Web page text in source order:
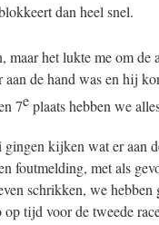
dan heel snel.
maar het lukte me om de
de hand was en hij
7eplaats hebben we
kijken wat er aan
foutmelding, met als
schrikken, we
tijd voor de tweede